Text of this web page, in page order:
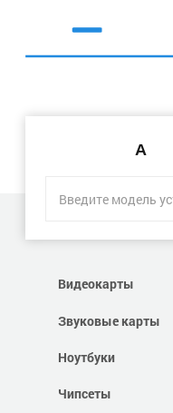
A
Видеокарты
Звуковые карты
Ноутбуки
Чипсеты